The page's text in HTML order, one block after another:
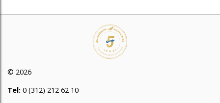
© 2026
Tel: 0 (312) 212 62 10